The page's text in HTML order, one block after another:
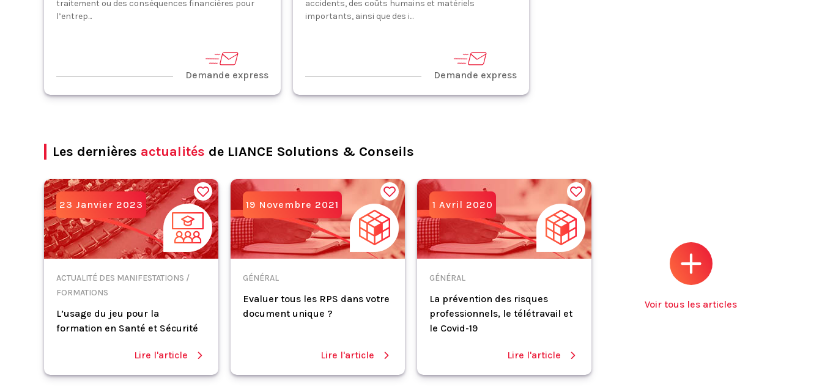
traitement ou des conséquences financières pour
l’entrep...
Demande express
accidents, des coûts humains et matériels
importants, ainsi que des i...
Demande express
Les dernières actualités de LIANCE Solutions & Conseils
23 Janvier 2023
ACTUALITÉ DES MANIFESTATIONS /
FORMATIONS
L’usage du jeu pour la
formation en Santé et Sécurité
Lire l'article
19 Novembre 2021
GÉNÉRAL
Evaluer tous les RPS dans votre
document unique ?
Lire l'article
1 Avril 2020
GÉNÉRAL
La prévention des risques
professionnels, le télétravail et
le Covid-19
Lire l'article
Voir tous les articles